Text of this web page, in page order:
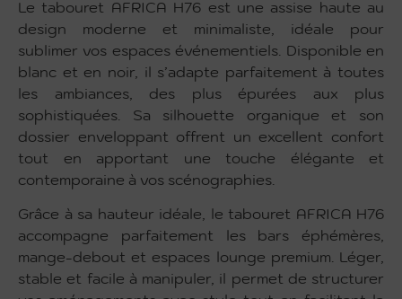
Le tabouret AFRICA H76 est une assise haute au
design moderne et minimaliste, idéale pour
sublimer vos espaces événementiels. Disponible en
blanc et en noir, il s’adapte parfaitement à toutes
les ambiances, des plus épurées aux plus
sophistiquées. Sa silhouette organique et son
dossier enveloppant offrent un excellent confort
tout en apportant une touche élégante et
contemporaine à vos scénographies.
Grâce à sa hauteur idéale, le tabouret AFRICA H76
accompagne parfaitement les bars éphémères,
mange-debout et espaces lounge premium. Léger,
stable et facile à manipuler, il permet de structurer